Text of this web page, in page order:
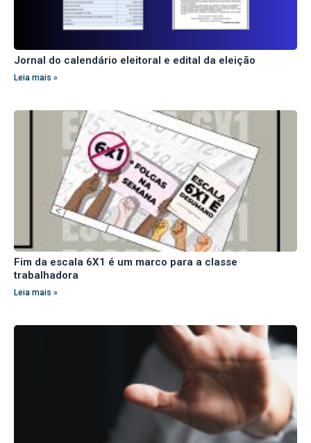
Jornal do calendário eleitoral e edital da eleição
Leia mais »
Fim da escala 6X1 é um marco para a classe
trabalhadora
Leia mais »